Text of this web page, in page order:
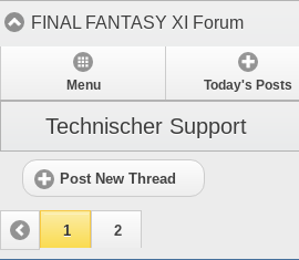
FINAL FANTASY XI Forum
Menu Today's Posts
Technischer Support
Post New Thread
1 2